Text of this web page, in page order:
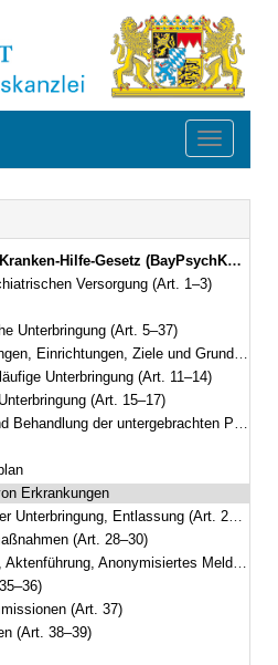
Toggle
Vom 24. Juli 2018 (GVBl. S. 583) BayRS 2128-2-A/G (Art. 1–39)
Versorgung (Art. 1–3)
Unterbringung (Art. 5–37)
Ziele und Grundsätze (Art. 5–10)
Unterbringung (Art. 11–14)
(Art. 15–17)
der untergebrachten Person (Art. 18–20)
Erkrankungen
Entlassung (Art. 21–27)
(Art. 28–30)
Melderegister, örtliche Zuständigkeit der Kreisverwaltungsbehörde (Art. 31–34)
(Art. 37)
(Art. 38–39)